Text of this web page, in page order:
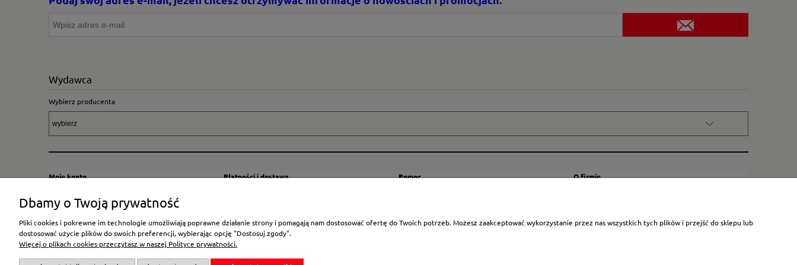
Wydawca
Wybierz producenta
Moje konto
Twoje zamówienia
Przechowalnia
Płatności i dostawa
Płatność
Pomoc
Polityka cookies
O firmie
Blog
Dbamy o Twoją prywatność
Pliki cookies i pokrewne im technologie umożliwiają poprawne działanie strony i pomagają nam dostosować ofertę do Twoich potrzeb. Możesz zaakceptować wykorzystanie przez nas wszystkich tych plików i przejść do sklepu lub
dostosować użycie plików do swoich preferencji, wybierając opcję "Dostosuj zgody".
Więcej o plikach cookies przeczytasz w naszej Polityce prywatności.